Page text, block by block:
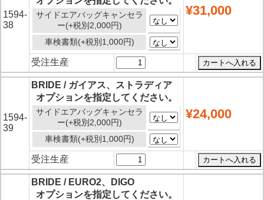
1594-
38
サイドエアバッグキャンセラ
ー(+税別2,000円)
車検書類(+税別1,000円)
¥31,000
受注生産
1594-
39
BRIDE / ガイアス、ストラディア
オプションを指定してください。
サイドエアバッグキャンセラ
ー(+税別2,000円)
車検書類(+税別1,000円)
¥24,000
受注生産
BRIDE / EURO2、DIGO
オプションを指定してください。